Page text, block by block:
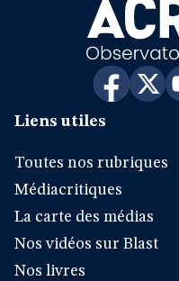
Liens utiles
Toutes nos rubriques
Médiacritiques
La carte des médias
Nos vidéos sur Blast
Nos livres